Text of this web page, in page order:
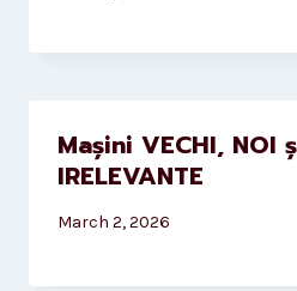
Mașini VECHI, NOI
IRELEVANTE
March 2, 2026